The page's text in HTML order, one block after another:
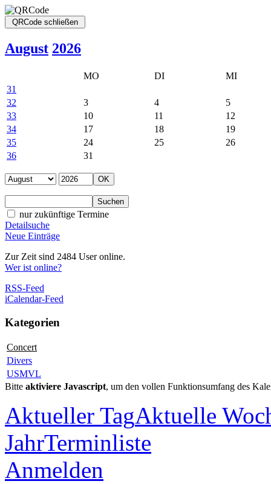
August 2026
MO DI
MI
31
32
3 4
5
33
10 11
12
34
17 18
19
35
24 25
26
36
31
nur zukünftige Termine
Detailsuche
Neue Einträge
Zur Zeit sind 2484 User online.
Wer ist online?
RSS-Feed
iCalendar-Feed
Kategorien
Concert
Divers
USMVL
Bitte aktiviere Javascript, um den vollen Funktionsumfang des
Aktueller TagAktuelle
JahrTerminliste
Anmelden